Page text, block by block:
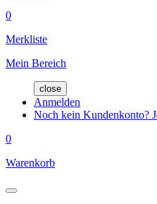
0
Merkliste
Mein Bereich
close
Anmelden
Noch kein Kundenkonto?
0
Warenkorb